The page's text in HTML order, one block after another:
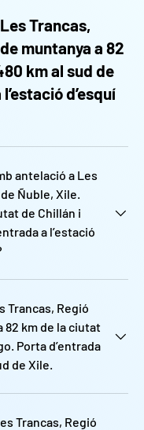
Trancas,
muntanya a 82
km al sud de
d’esquí
antelació a Les
Ñuble, Xile.
de Chillán i
a l’estació
Trancas, Regió
82 km de la ciutat
Porta d’entrada
de Xile.
Trancas, Regió